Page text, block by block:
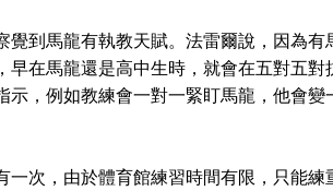
覺到馬龍有執教天賦。法雷爾說，因為
早在馬龍還是高中生時，就會在五對五
示，例如教練會一對一緊盯馬龍，他會
一次，由於體育館練習時間有限，只能